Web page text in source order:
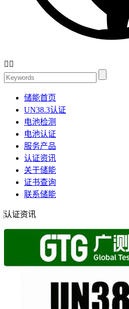
 
储能首页
UN38.3认证
电池检测
电池认证
服务产品
认证资讯
关于储能
证书查询
联系储能
认证资讯